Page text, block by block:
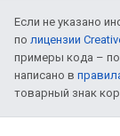
Если не указано
по лицензии
примеры кода – по
написано в
товарный знак